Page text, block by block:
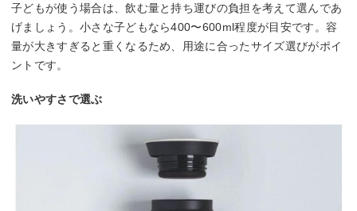
子どもが使う場合は、飲む量と持ち運びの負担を考えて選んであ
げましょう。小さな子どもなら400〜600ml程度が目安です。容
量が大きすぎると重くなるため、用途に合ったサイズ選びがポイ
ントです。
洗いやすさで選ぶ